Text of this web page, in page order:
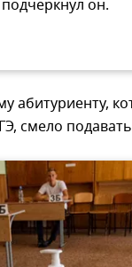
он.
абитуриенту,
смело